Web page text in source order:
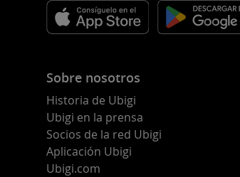
Sobre nosotros
Historia de Ubigi
Ubigi en la prensa
Socios de la red Ubigi
Aplicación Ubigi
Ubigi.com